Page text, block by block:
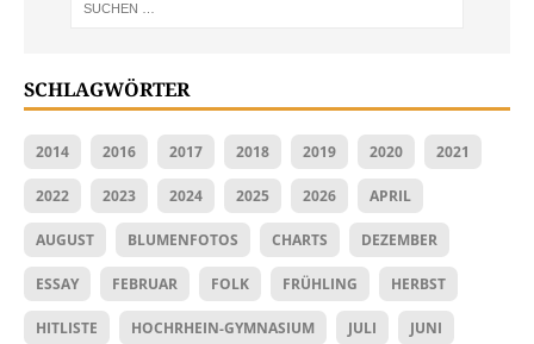
SCHLAGWÖRTER
2014 2016 2017 2018 2019 2020 2021
2022 2023 2024 2025 2026 APRIL
AUGUST BLUMENFOTOS CHARTS DEZEMBER
ESSAY FEBRUAR FOLK FRÜHLING HERBST
HITLISTE HOCHRHEIN-GYMNASIUM JULI JUNI